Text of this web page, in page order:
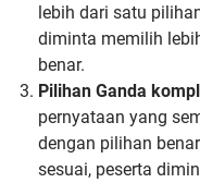
lebih dari satu
diminta memilih
benar.
Pilihan Ganda
pernyataan yang
dengan pilihan
sesuai, peserta